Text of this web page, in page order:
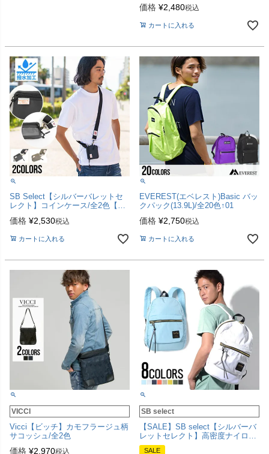
価格 ¥2,480税込
カートに入れる
SB Select【シルバーバレットセ
レクト】コインケース/全2色【メ
価格 ¥2,530税込
カートに入れる
EVEREST(エベレスト)Basic バッ
クパック(13.9L)/全20色↑01
価格 ¥2,750税込
カートに入れる
VICCI
Vicci【ビッチ】カモフラージュ柄
サコッシュ/全2色
価格 ¥2,970税込
SB select
【SALE】SB select【シルバーバ
レットセレクト】高密度ナイロン
リュックサック/全8色
SALE